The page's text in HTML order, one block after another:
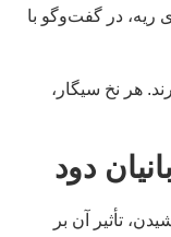
در گفت‌وگو با
هر نخ سیگار،
دود
تأثیر آن بر